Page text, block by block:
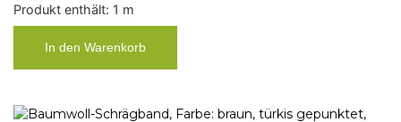
Produkt enthält: 1 m
In den Warenkorb